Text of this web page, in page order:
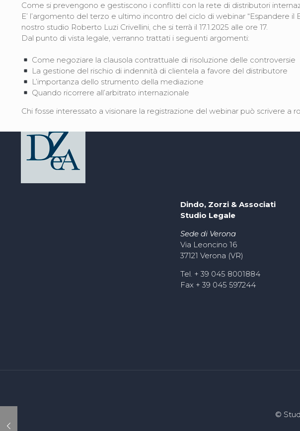
Come si prevengono e gestiscono i conflitti con la rete di distributori
E’ l’argomento del terzo e ultimo incontro del ciclo di webinar “Espandere il
nostro studio Roberto Luzi Crivellini, che si terrà il 17.1.2025 alle ore 17.
Dal punto di vista legale, verranno trattati i seguenti argomenti:
Come negoziare la clausola contrattuale di risoluzione delle controversie
La gestione del rischio di indennità di clientela a favore del distributore
L’importanza dello strumento della mediazione
Quando ricorrere all’arbitrato internazionale
Chi fosse interessato a visionare la registrazione del webinar può scrivere a
Dindo, Zorzi & Associati
Studio Legale
Sede di Verona
Via Leoncino 16
37121 Verona (VR)
Tel. + 39 045 8001884
Fax + 39 045 597244
©